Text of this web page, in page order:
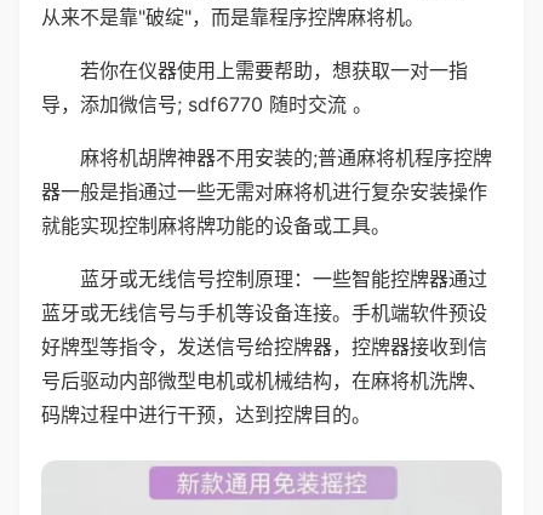
从来不是靠"破绽"，而是靠程序控牌麻将机。
若你在仪器使用上需要帮助，想获取一对一指
导，添加微信号; sdf6770 随时交流 。
麻将机胡牌神器不用安装的;普通麻将机程序控牌
器一般是指通过一些无需对麻将机进行复杂安装操作
就能实现控制麻将牌功能的设备或工具。
蓝牙或无线信号控制原理：一些智能控牌器通过
蓝牙或无线信号与手机等设备连接。手机端软件预设
好牌型等指令，发送信号给控牌器，控牌器接收到信
号后驱动内部微型电机或机械结构，在麻将机洗牌、
码牌过程中进行干预，达到控牌目的。